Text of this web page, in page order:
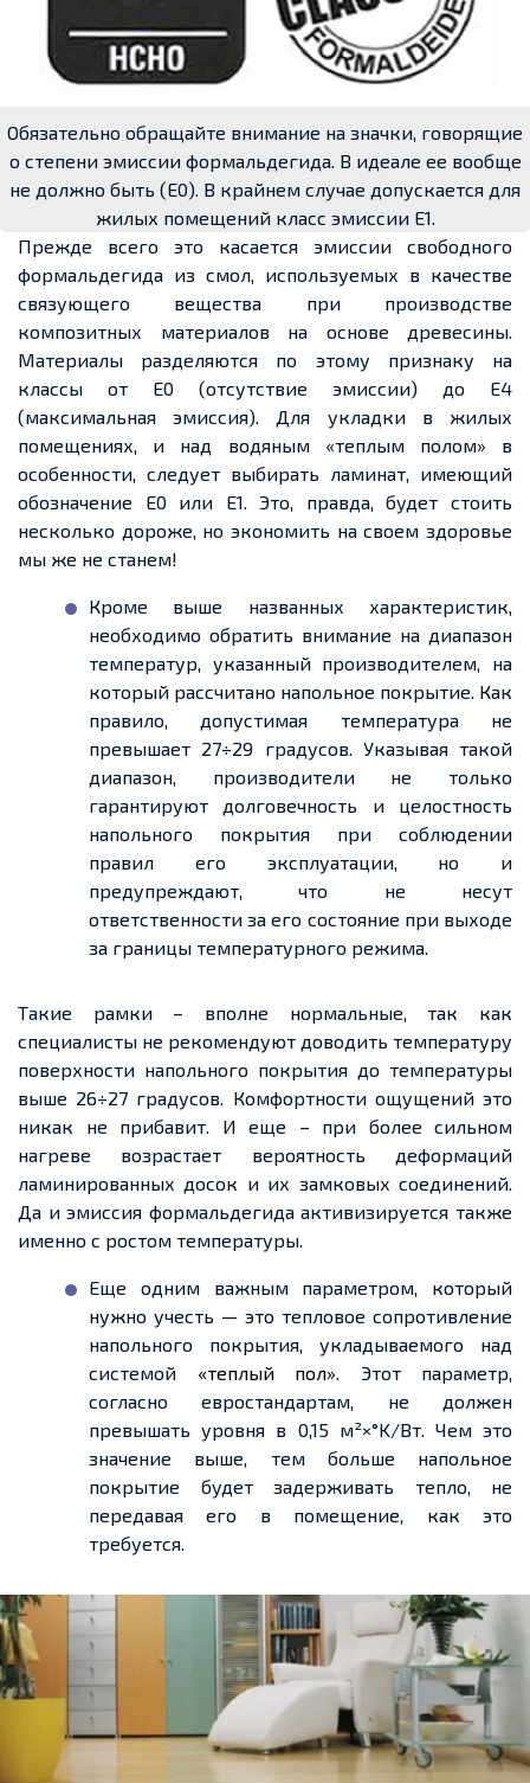
Обязательно обращайте внимание на значки, говорящие
о степени эмиссии формальдегида. В идеале ее вообще
не должно быть (Е0). В крайнем случае допускается для
жилых помещений класс эмиссии Е1.
Прежде всего это касается эмиссии свободного
формальдегида из смол, используемых в качестве
связующего вещества при производстве
композитных материалов на основе древесины
Материалы разделяются по этому признаку на
классы от Е0 (отсутствие эмиссии) до Е4
(максимальная эмиссия). Для укладки в жилых
помещениях, и над водяным «теплымполом» в
особенности, следует выбирать ламинат, имеющий
обозначение Е0 или Е1. Это, правда, будет стоить
несколько дороже, но экономить насвоем здоровье
мы же не станем!
Кроме выше названных характеристик,
необходимо обратить внимание на диапазон
температур, указанный производителем, на
который рассчитано напольное покрытие. Как
правило, допустимая температура не
превышает 27÷29 градусов. Указывая такой
диапазон, производители не только
гарантируют долговечность и целостность
напольного покрытия при соблюдении
правил его эксплуатации, но и
предупреждают, что не несут
ответственности за его состояние при выходе
за границы температурного режима.
Такие рамки – вполне нормальные, так как
специалисты не рекомендуют доводить температуру
поверхности напольного покрытия до температуры
выше 26÷27 градусов. Комфортности ощущений это
никак не прибавит. И еще – при более сильном
нагреве возрастает вероятность деформаций
ламинированных досок и их замковых соединений.
Да и эмиссия формальдегида активизируется также
именно с ростом температуры.
Еще одним важным параметром, который
нужно учесть — это тепловое сопротивление
напольного покрытия, укладываемого над
системой «теплыйпол» . Этот параметр,
согласно евростандартам, не должен
превышать уровня в 0,15 м²×°K/Вт. Чем это
значение выше, тем больше напольное
покрытие будет задерживать тепло, не
передавая его в помещение, как это
требуется.